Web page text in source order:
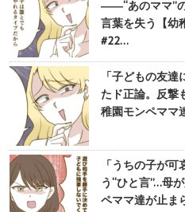
――“あのママ”
言葉を失う【幼
#22…
「子どもの友
たド正論。反撃
稚園モンペママ
「うちの子が
う“ひと言”…母
ペママ達が止ま